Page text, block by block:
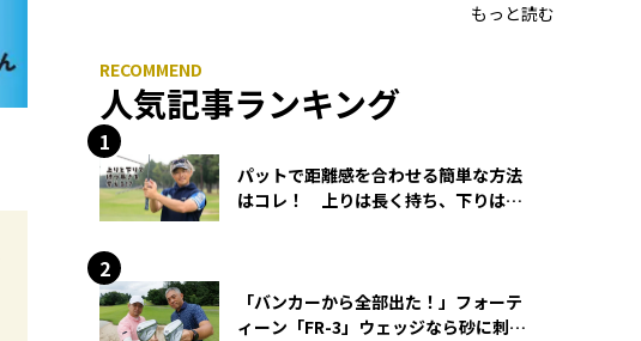
もっと読む
人気記事ランキング
パットで距離感を合わせる簡単な方法
はコレ！ 上りは長く持ち、下りは短
「バンカーから全部出た！」フォーテ
ィーン「FR-3」ウェッジなら砂に刺さ